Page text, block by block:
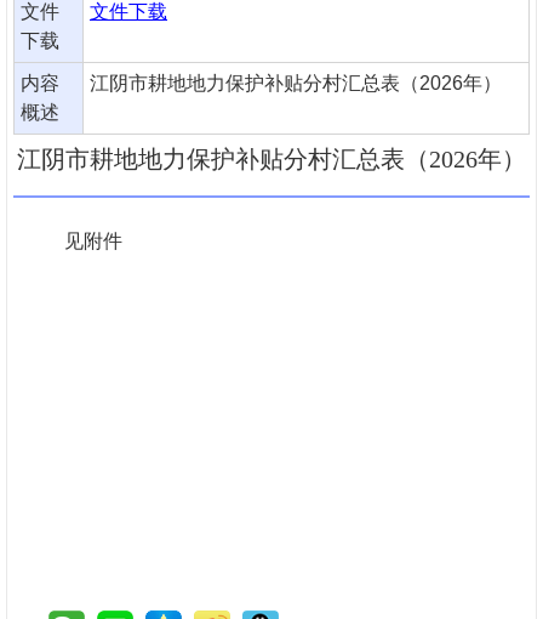
文件
下载
文件下载
内容
概述
江阴市耕地地力保护补贴分村汇总表（2026年）
江阴市耕地地力保护补贴分村汇总表（2026年）
见附件